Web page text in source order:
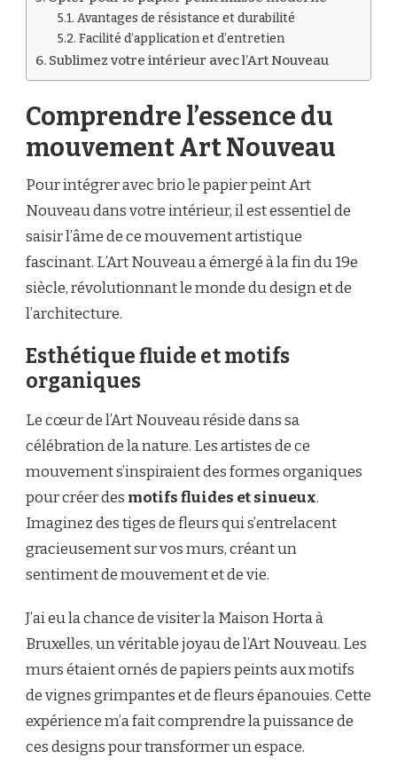
Avantages de résistance et durabilité
Facilité d’application et d’entretien
Sublimez votre intérieur avec l’Art Nouveau
Comprendre l’essence du
mouvement Art Nouveau
Pour intégrer avec brio le papier peint Art
Nouveau dans votre intérieur, il est essentiel de
saisir l’âme de ce mouvement artistique
fascinant. L’Art Nouveau a émergé à la fin du 19e
siècle, révolutionnant le monde du design et de
l’architecture.
Esthétique fluide et motifs
organiques
Le cœur de l’Art Nouveau réside dans sa
célébration de la nature. Les artistes de ce
mouvement s’inspiraient des formes organiques
pour créer des motifs fluides et sinueux.
Imaginez des tiges de fleurs qui s’entrelacent
gracieusement sur vos murs, créant un
sentiment de mouvement et de vie.
J’ai eu la chance de visiter la Maison Horta à
Bruxelles, un véritable joyau de l’Art Nouveau. Les
murs étaient ornés de papiers peints aux motifs
de vignes grimpantes et de fleurs épanouies. Cette
expérience m’a fait comprendre la puissance de
ces designs pour transformer un espace.